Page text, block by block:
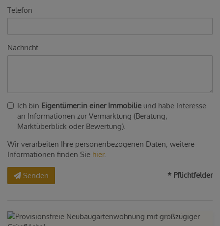
Telefon
Nachricht
Ich bin Eigentümer:in einer Immobilie und habe Interesse
an Informationen zur Vermarktung (Beratung,
Marktüberblick oder Bewertung).
Wir verarbeiten Ihre personenbezogenen Daten, weitere
Informationen finden Sie hier.
Senden * Pflichtfelder